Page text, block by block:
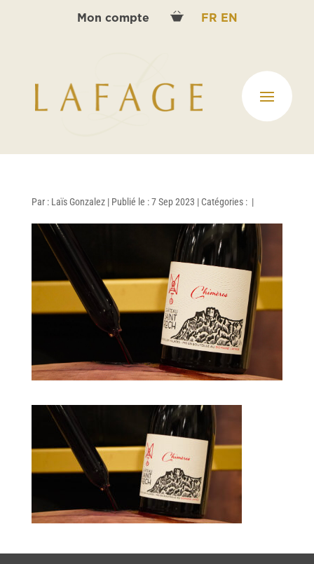
Mon compte FR EN
Par : Laïs Gonzalez | Publié le : 7 Sep 2023 | Catégories : |